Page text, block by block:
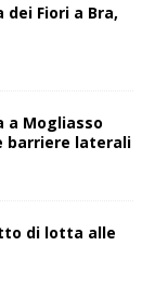
Fiori a Bra,
a Mogliasso
barriere laterali
di lotta alle